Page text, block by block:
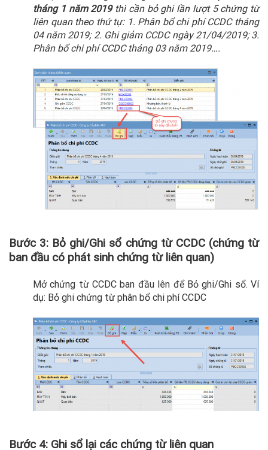
tháng 1 năm 2019 thì cần bỏ ghi lần lượt 5 chứng từ
liên quan theo thứ tự: 1. Phân bổ chi phí CCDC tháng
04 năm 2019; 2. Ghi giảm CCDC ngày 21/04/2019; 3.
Phân bổ chi phí CCDC tháng 03 năm 2019….
Bước 3: Bỏ ghi/Ghi sổ chứng từ CCDC (chứng từ
ban đầu có phát sinh chứng từ liên quan)
Mở chứng từ CCDC ban đầu lên để Bỏ ghi/Ghi sổ. Ví
dụ: Bỏ ghi chứng từ phân bổ chi phí CCDC
Bước 4: Ghi sổ lại các chứng từ liên quan